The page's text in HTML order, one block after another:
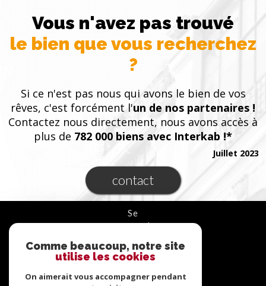
Vous n'avez pas trouvé
le bien que vous recherchez
?
Si ce n'est pas nous qui avons le bien de vos
rêves, c'est forcément l'un de nos partenaires !
Contactez nous directement, nous avons accès à
plus de 782 000 biens avec Interkab !*
contact
Juillet 2023
se
connecter
ESPACE PROPRIÉTAIRE
nous
Comme beaucoup, notre site
utilise les cookies
On aimerait vous accompagner pendant